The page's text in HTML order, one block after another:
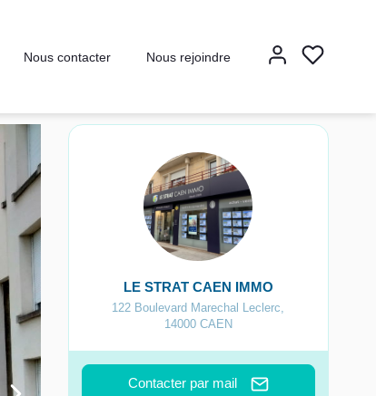
Nous contacter Nous rejoindre
LE STRAT CAEN IMMO
122 Boulevard Marechal Leclerc,
14000 CAEN
Contacter par mail